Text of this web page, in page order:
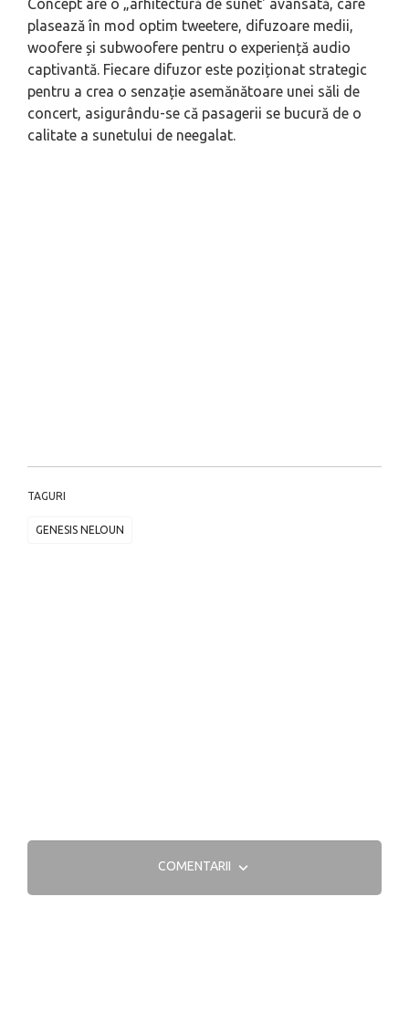
Concept are o „arhitectură de sunet' avansată, care
plasează în mod optim tweetere, difuzoare medii,
woofere și subwoofere pentru o experiență audio
captivantă. Fiecare difuzor este poziționat strategic
pentru a crea o senzație asemănătoare unei săli de
concert, asigurându-se că pasagerii se bucură de o
calitate a sunetului de neegalat.
TAGURI
GENESIS NELOUN
COMENTARII